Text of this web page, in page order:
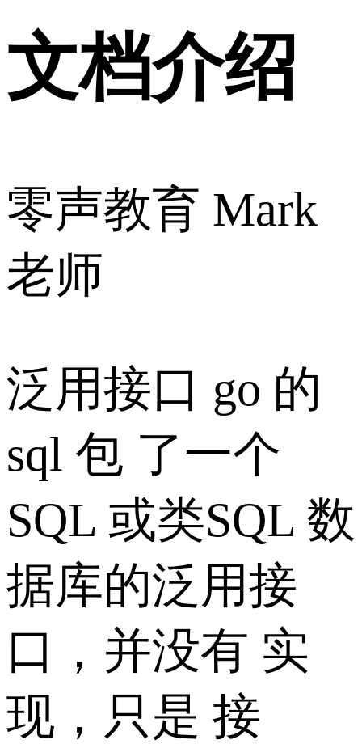
文档介绍
零声教育 Mark
老师
泛用接口 go 的
sql 包 了一个
SQL 或类SQL 数
据库的泛用接
口，并没有 实
现，只是 接